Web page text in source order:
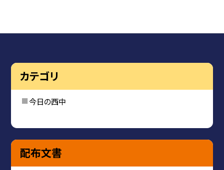
カテゴリ
今日の西中
配布文書